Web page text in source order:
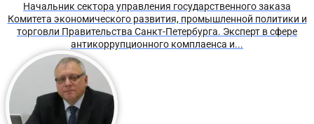
Начальник сектора управления государственного заказа
Комитета экономического развития, промышленной политики и
торговли Правительства Санкт-Петербурга. Эксперт в сфере
антикоррупционного комплаенса и...